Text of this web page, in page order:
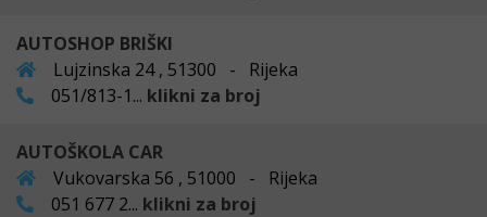
AUTOSHOP BRIŠKI
Lujzinska 24 , 51300 - Rijeka
051/813-1... klikni za broj
AUTOŠKOLA CAR
Vukovarska 56 , 51000 - Rijeka
051 677 2... klikni za broj